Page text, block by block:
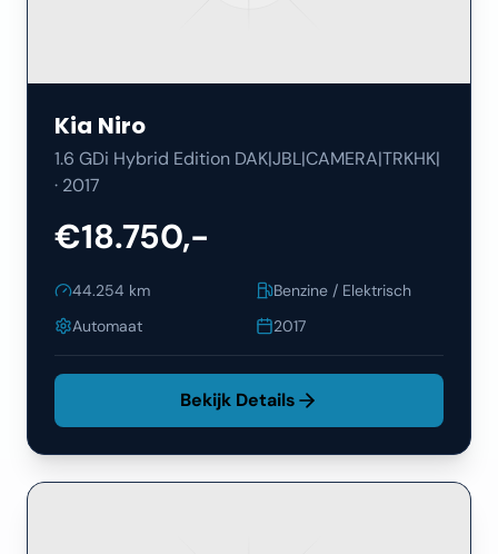
Kia Niro
1.6 GDi Hybrid Edition DAK|JBL|CAMERA|TRKHK|
· 2017
€18.750,-
44.254 km
Benzine / Elektrisch
Automaat
2017
Bekijk Details